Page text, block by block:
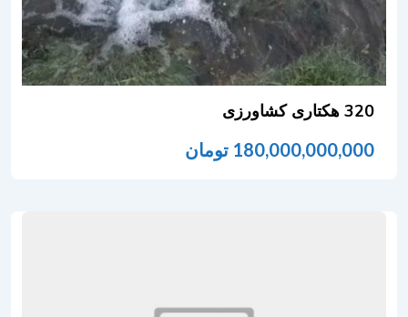
320 هکتاری کشاورزی
180,000,000,000 تومان